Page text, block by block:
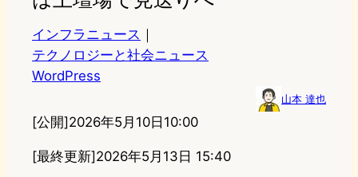
インフラニュース ｜
テクノロジーと社会ニュース
WordPress
山本 達也
[公開]2026年5月10日10:00
[最終更新]2026年5月13日 15:40